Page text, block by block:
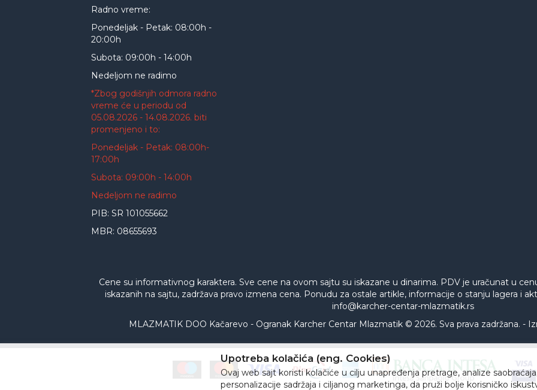
Radno vreme:
Ponedeljak - Petak: 08:00h -
20:00h
Subota: 09:00h - 14:00h
Nedeljom ne radimo
*Zbog godišnjih odmora radno
vreme će u periodu od
05.08.2026 - 14.08.2026. biti
promenjeno i to:
Ponedeljak - Petak: 08:00h-
17:00h
Subota: 09:00h - 14:00h
Nedeljom ne radimo
PIB: SR 101055662
MBR: 08655693
Cene su informativnog karaktera. Sve cene na ovom sajtu su iskazane u dinarima. PDV je uračunat u
iskazanih na sajtu, zadržava pravo izmena cena. Ponudu za ostale artikle, informacije o stanju lagera i
info@karcher-centar-mlazmatik.rs
MLAZMATIK DOO Kačarevo - Ogranak Karcher Centar Mlazmatik © 2026. Sva prava zadržana. -
Upotreba kolačića (eng. Cookies)
Ovaj web sajt koristi kolačiće u cilju unapređenja pretrage, analize
personalizacije sadržaja i ciljanog marketinga, da pruži bolje korisničko